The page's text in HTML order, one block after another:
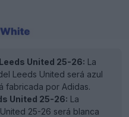
United 25-26: La
Leeds United será azul
fabricada por Adidas.
United 25-26: La
25-26 será blanca